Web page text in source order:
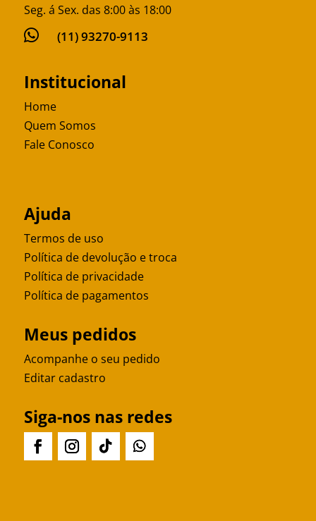
Seg. á Sex. das 8:00 às 18:00
 (11) 93270-9113
Institucional
Home
Quem Somos
Fale Conosco
Ajuda
Termos de uso
Política de devolução e troca
Política de privacidade
Política de pagamentos
Meus pedidos
Acompanhe o seu pedido
Editar cadastro
Siga-nos nas redes